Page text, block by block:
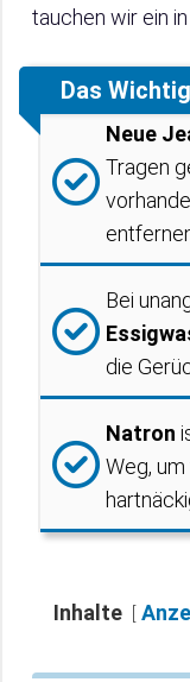
tauchen wir ein
Das
Neue
Tragen
Bei
die
Natron
Weg,
Inhalte